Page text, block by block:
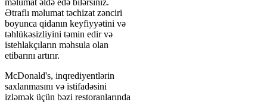
məlumat əldə edə bilərsiniz.
Ətraflı məlumat təchizat zənciri
boyunca qidanın keyfiyyətini və
təhlükəsizliyini təmin edir və
istehlakçıların məhsula olan
etibarını artırır.
McDonald's, inqrediyentlərin
saxlanmasını və istifadəsini
izləmək üçün bəzi restoranlarında